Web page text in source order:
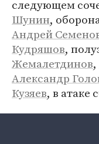
следующем
Шунин,
Андрей
Кудряшов,
Жемалетдинов,
Александр
Кузяев, в атаке